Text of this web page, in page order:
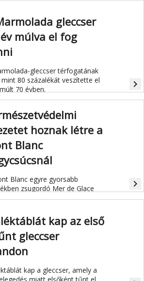
gleccser
múlva el fog
gleccser térfogatának
80 százalékát veszítette el
70 évben.
navigate_next
hoznak létre a
Blanc
Blanc egyre gyorsabb
zsugordó Mer de Glace
olvadása a globális
navigate_next
kap az első
gleccser
kap a gleccser, amely a